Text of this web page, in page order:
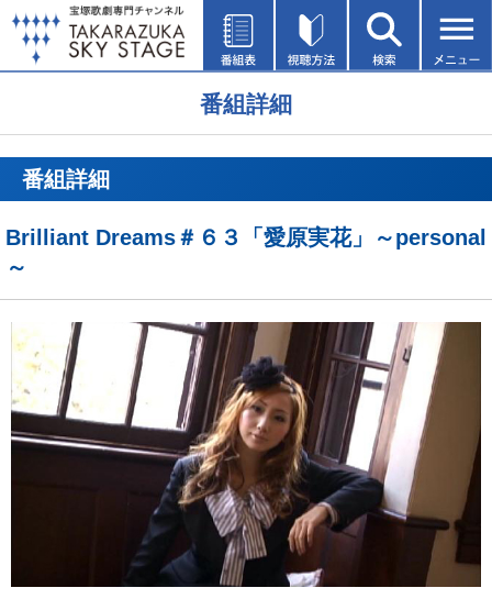
番組詳細
番組詳細
Brilliant Dreams＃６３「愛原実花」～personal
～